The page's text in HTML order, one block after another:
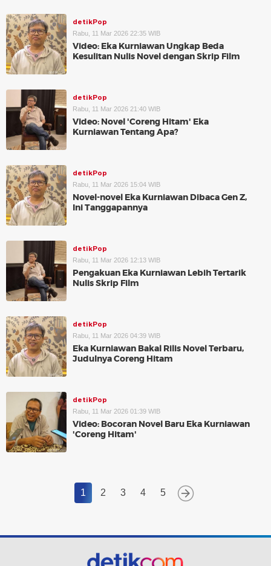
detikPop
Rabu, 11 Mar 2026 22:35 WIB
Video: Eka Kurniawan Ungkap Beda
Kesulitan Nulis Novel dengan Skrip Film
detikPop
Rabu, 11 Mar 2026 21:40 WIB
Video: Novel 'Coreng Hitam' Eka
Kurniawan Tentang Apa?
detikPop
Rabu, 11 Mar 2026 15:04 WIB
Novel-novel Eka Kurniawan Dibaca Gen Z,
Ini Tanggapannya
detikPop
Rabu, 11 Mar 2026 12:13 WIB
Pengakuan Eka Kurniawan Lebih Tertarik
Nulis Skrip Film
detikPop
Rabu, 11 Mar 2026 04:39 WIB
Eka Kurniawan Bakal Rilis Novel Terbaru,
Judulnya Coreng Hitam
detikPop
Rabu, 11 Mar 2026 01:39 WIB
Video: Bocoran Novel Baru Eka Kurniawan
'Coreng Hitam'
1 2 3 4 5